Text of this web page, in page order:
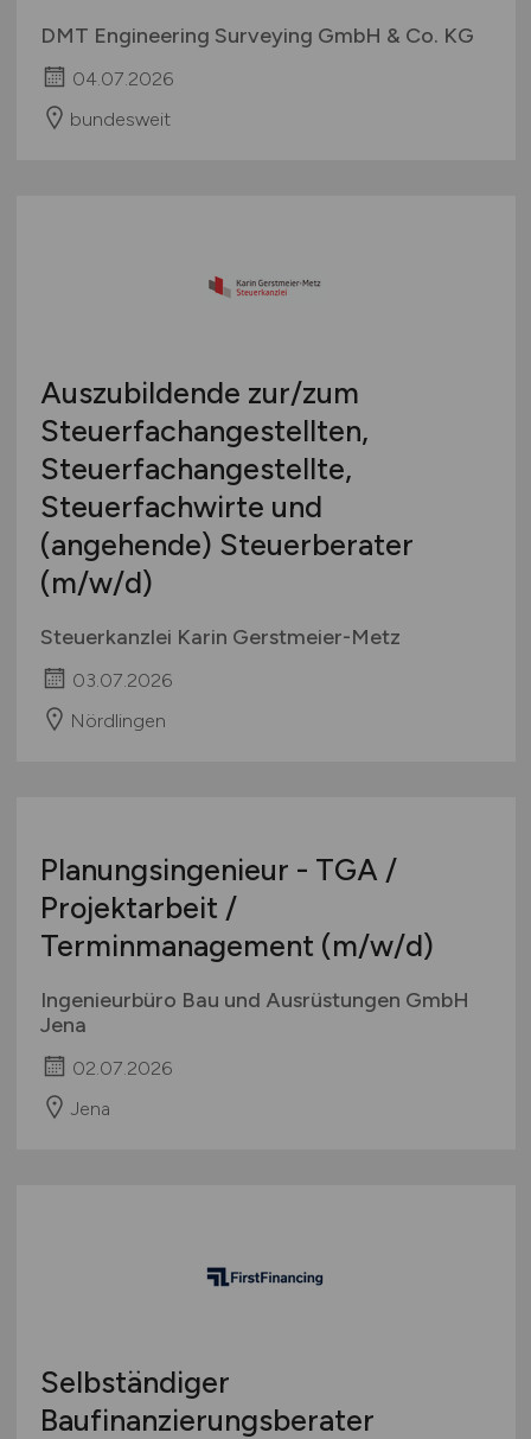
DMT Engineering Surveying GmbH & Co. KG
04.07.2026
bundesweit
Auszubildende zur/zum
Steuerfachangestellten,
Steuerfachangestellte,
Steuerfachwirte und
(angehende) Steuerberater
(m/w/d)
Steuerkanzlei Karin Gerstmeier-Metz
03.07.2026
Nördlingen
Planungsingenieur - TGA /
Projektarbeit /
Terminmanagement (m/w/d)
Ingenieurbüro Bau und Ausrüstungen GmbH
Jena
02.07.2026
Jena
Selbständiger
Baufinanzierungsberater